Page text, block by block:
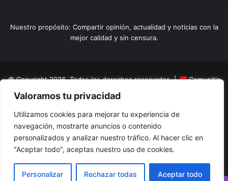
Valoramos tu privacidad
Utilizamos cookies para mejorar tu experiencia de
navegación, mostrarte anuncios o contenido
personalizados y analizar nuestro tráfico. Al hacer clic en
"Aceptar todo", aceptas nuestro uso de cookies.
Personalizar Rechazar todas Aceptar todo
Nuestro propósito: Compartir opinión, actualidad y noticias con la
mejor calidad y sin censura.
© Copyright 2026, Todos los derechos reservados |
Comunitic
SAS BICNit 901228106
Home
Actualidad Variedades Opinion Turismo
El Tinteadero
Caricaturas Reportajes
FacebookYouTubeInstagram